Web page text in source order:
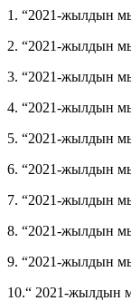
1. “2021-жылдын
2. “2021-жылдын
3. “2021-жылдын
4. “2021-жылдын
5. “2021-жылдын
6. “2021-жылдын
7. “2021-жылдын
8. “2021-жылдын
9. “2021-жылдын
10.“ 2021-жылдын